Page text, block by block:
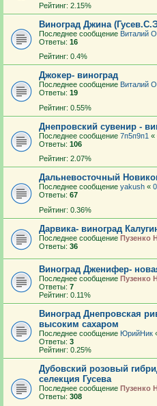
Рейтинг: 2.15%
Виноград Джина
Последнее сообщение Виталий О
Ответы: 16
Рейтинг: 0.4%
Джокер- виноград
Последнее сообщение Виталий О
Ответы: 19
Рейтинг: 0.55%
Днепровский сувенир -
Последнее сообщение 7п5п9п1 «
Ответы: 106
Рейтинг: 2.07%
Дальневосточный
Последнее сообщение yakush «
Ответы: 67
Рейтинг: 0.36%
Дарвика- виноград
Последнее сообщение Пузенко
Ответы: 36
Виноград Дженифер-
Последнее сообщение Пузенко
Ответы: 7
Рейтинг: 0.11%
Виноград Днепровская
высоким сахаром
Последнее сообщение ЮрийНик
Ответы: 3
Рейтинг: 0.25%
Дубовский розовый
селекция Гусева
Последнее сообщение Пузенко
Ответы: 308